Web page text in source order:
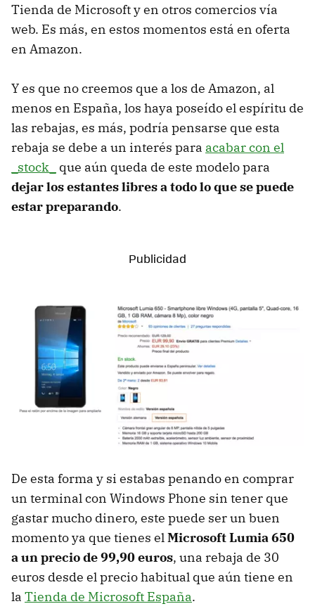
Tienda de Microsoft y en otros comercios vía
web. Es más, en estos momentos está en oferta
en Amazon.
Y es que no creemos que a los de Amazon, al
menos en España, los haya poseído el espíritu de
las rebajas, es más, podría pensarse que esta
rebaja se debe a un interés para acabar con el
_stock_
que aún queda de este modelo para
dejar los estantes libres a todo lo que se puede
estar preparando.
De esta forma y si estabas penando en comprar
un terminal con Windows Phone sin tener que
gastar mucho dinero, este puede ser un buen
momento ya que tienes el Microsoft Lumia 650
a un precio de 99,90 euros, una rebaja de 30
euros desde el precio habitual que aún tiene en
la Tienda de Microsoft España.